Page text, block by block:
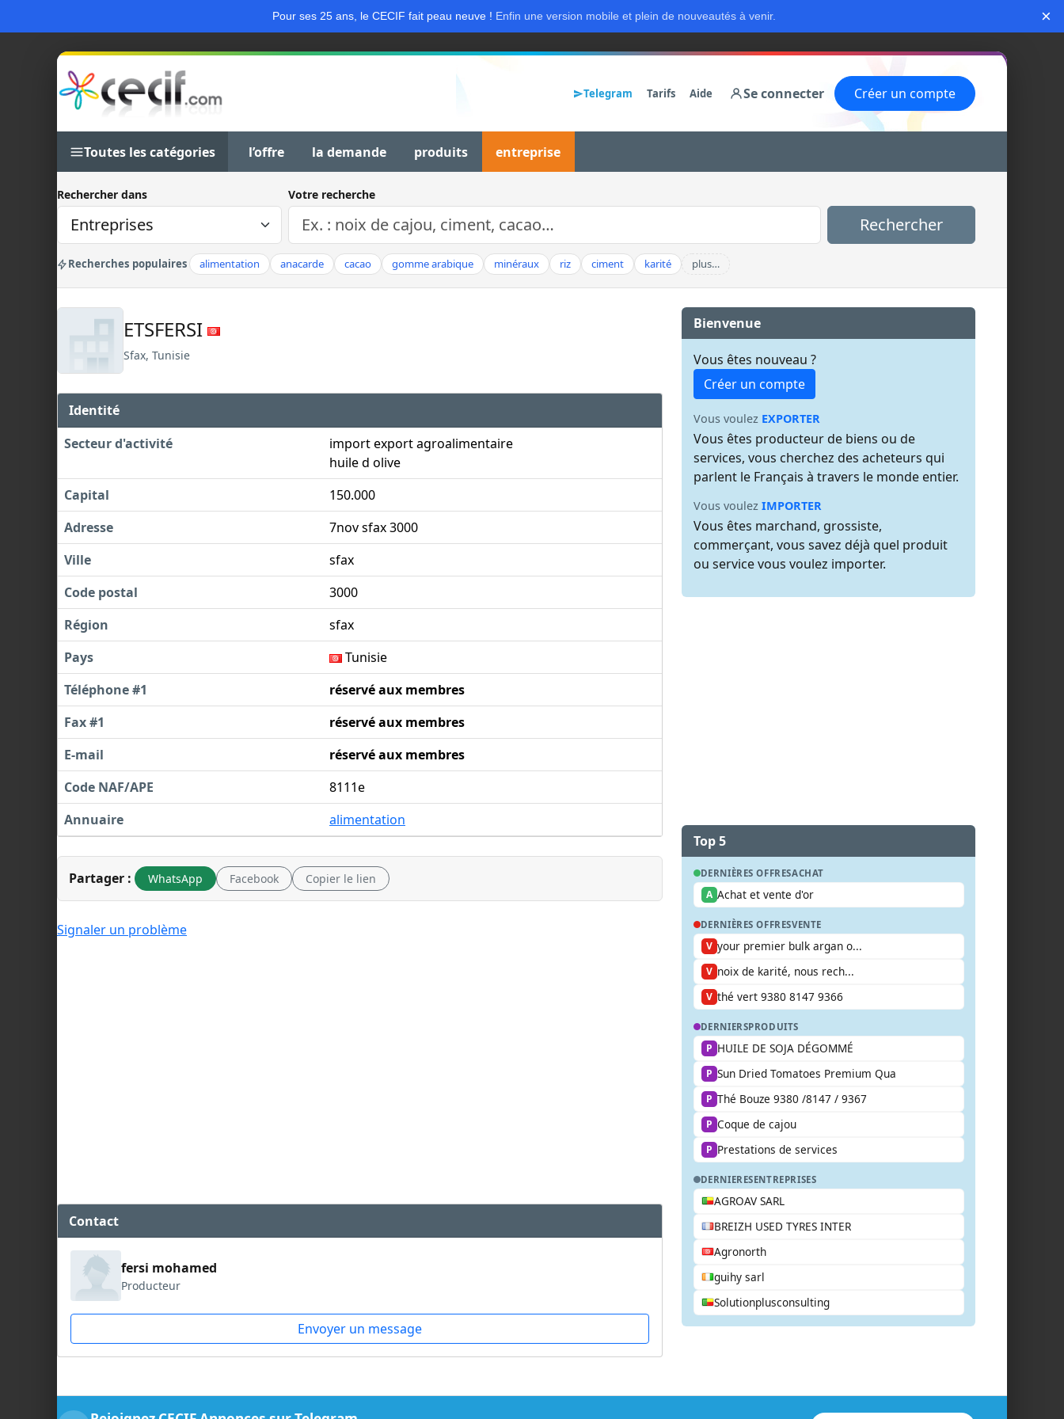
Pour ses 25 ans, le CECIF fait peau neuve ! Enfin une version mobile et plein de nouveautés à venir. ×
Telegram Tarifs Aide Se connecter Créer un compte
Toutes les catégories l’offre la demande produits entreprise
Rechercher dans Votre recherche
Rechercher
Recherches populaires alimentation anacarde cacao gomme arabique minéraux riz ciment karité plus…
ETSFERSI
Sfax, Tunisie
Identité
Secteur d'activité
import export agroalimentaire
huile d olive
Capital
150.000
Adresse
7nov sfax 3000
Ville
sfax
Code postal
3000
Région
sfax
Pays
Tunisie
Téléphone #1
réservé aux membres
Fax #1
réservé aux membres
E-mail
réservé aux membres
Code NAF/APE
8111e
Annuaire
alimentation
Partager : WhatsApp Facebook Copier le lien
Signaler un problème
Contact
fersi mohamed
Producteur
Envoyer un message
Bienvenue
Vous êtes nouveau ?
Créer un compte
Vous voulez EXPORTER
Vous êtes producteur de biens ou de
services, vous cherchez des acheteurs qui
parlent le Français à travers le monde entier.
Vous voulez IMPORTER
Vous êtes marchand, grossiste,
commerçant, vous savez déjà quel produit
ou service vous voulez importer.
Top 5
DERNIÈRES OFFRESACHAT
A Achat et vente d'or
DERNIÈRES OFFRESVENTE
V your premier bulk argan o...
V noix de karité, nous rech...
V thé vert 9380 8147 9366
DERNIERSPRODUITS
P HUILE DE SOJA DÉGOMMÉ
P Sun Dried Tomatoes Premium Qua
P Thé Bouze 9380 /8147 / 9367
P Coque de cajou
P Prestations de services
DERNIERESENTREPRISES
AGROAV SARL
BREIZH USED TYRES INTER
Agronorth
guihy sarl
Solutionplusconsulting